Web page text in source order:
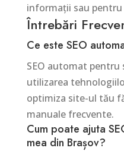
informații sau pentru
Întrebări
Ce este SEO
SEO automat pentru
utilizarea
optimiza site-ul tău
manuale frecvente.
Cum poate ajuta
mea din Brașov?